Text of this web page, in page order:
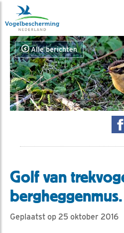
Alle berichten
Golf van
Geplaatst op 25 oktober 2016